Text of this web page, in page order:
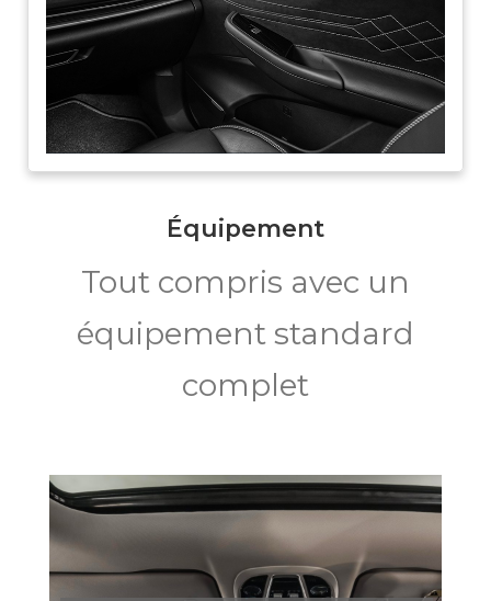
Équipement
Tout compris avec un
équipement standard
complet